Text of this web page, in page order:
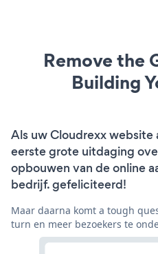
Remove the
Building
Als uw Cloudrexx website
eerste grote uitdaging
opbouwen van de online
bedrijf. gefeliciteerd!
Maar daarna komt a tough
turn en meer bezoekers te